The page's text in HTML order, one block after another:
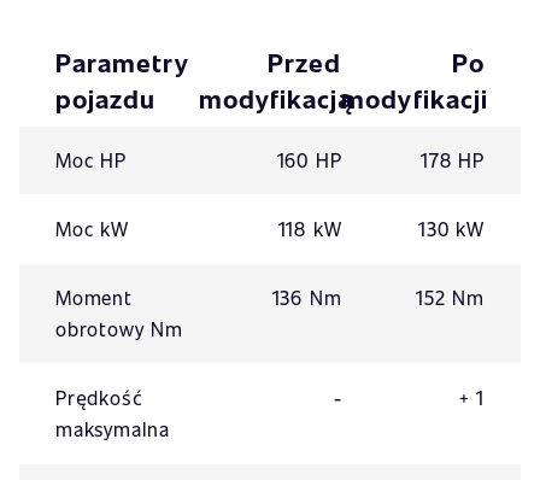
Parametry
pojazdu
Przed
modyfikacją
Po
modyfikacji
Moc HP 160 HP 178 HP
Moc kW 118 kW 130 kW
Moment
obrotowy Nm
136 Nm 152 Nm
Prędkość
maksymalna
- + 1